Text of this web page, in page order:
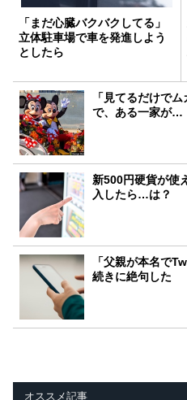
「まだ心臓バクバクしてる」
立体駐車場で車を発進しよう
としたら
「見てるだけで
で、ある一家が…
新500円硬貨が使
入したら…は？
「父親が本名で
続きに絶句した
オススメ記事